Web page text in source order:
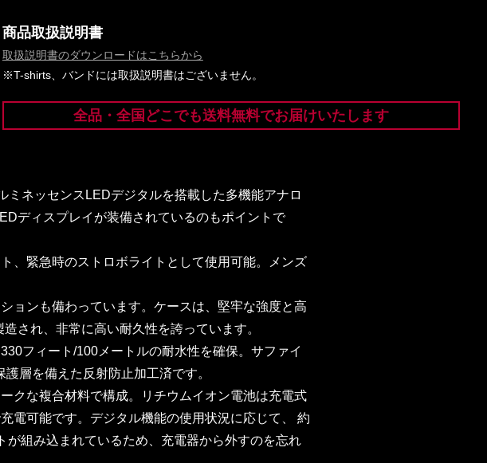
商品取扱説明書
取扱説明書のダウンロードはこちらから
※T-shirts、バンドには取扱説明書はございません。
全品・全国どこでも送料無料でお届けいたします
ネッセンスLEDデジタルを搭載した多機能アナロ
ディスプレイが装備されているのもポイントで
、緊急時のストロボライトとして使用可能。メンズ
ョンも備わっています。ケースは、堅牢な強度と高
され、非常に高い耐久性を誇っています。
フィート/100メートルの耐水性を確保。サファイ
層を備えた反射防止加工済です。
クな複合材料で構成。リチウムイオン電池は充電式
電可能です。デジタル機能の使用状況に応じて、 約
組み込まれているため、充電器から外すのを忘れ